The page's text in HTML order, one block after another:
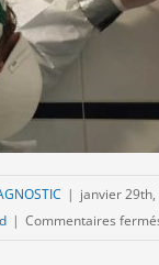
| janvier
| Commentaires